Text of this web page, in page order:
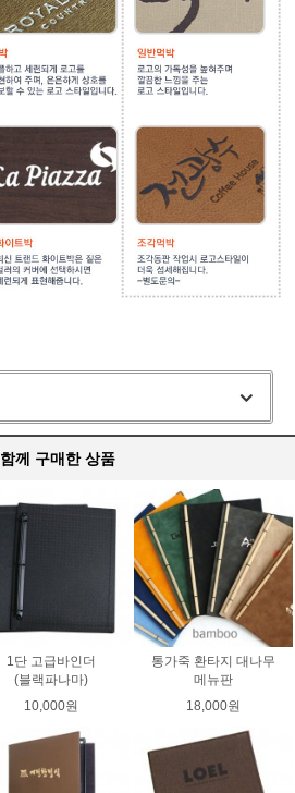
함께 구매한 상품
1단 고급바인더
(블랙파나마)
10,000원
통가죽 환타지 대나무
메뉴판
18,000원